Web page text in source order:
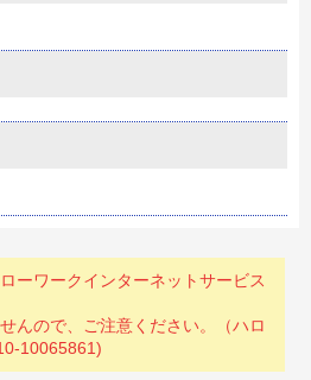
ーワークインターネットサービス
んので、ご注意ください。（ハロ
10065861)